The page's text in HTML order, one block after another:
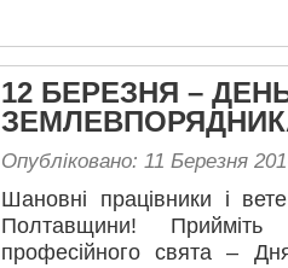
12 БЕРЕЗНЯ –
Опубліковано: 11 Березня
Шановні працівники і
Полтавщини!
професійного свята –